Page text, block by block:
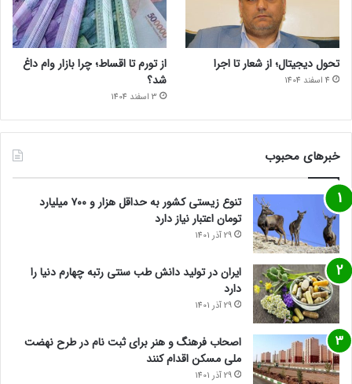
تحول دیجیتال؛ از شعار تا اجرا
4 اسفند 1404
از تورم تا اقساط؛ چرا بازار وام داغ
شد؟
3 اسفند 1404
خبرهای محبوب
تنوع زیستی کشور به حداقل هزار و ۷۰۰ میلیارد
تومان اعتبار نیاز دارد
29 آذر 1401
ایران در تولید دانش طب سنتی رتبه چهارم دنیا را
دارد
29 آذر 1401
اصحاب فرهنگ و هنر برای ثبت نام در طرح نهضت
ملی مسکن اقدام کنند
29 آذر 1401